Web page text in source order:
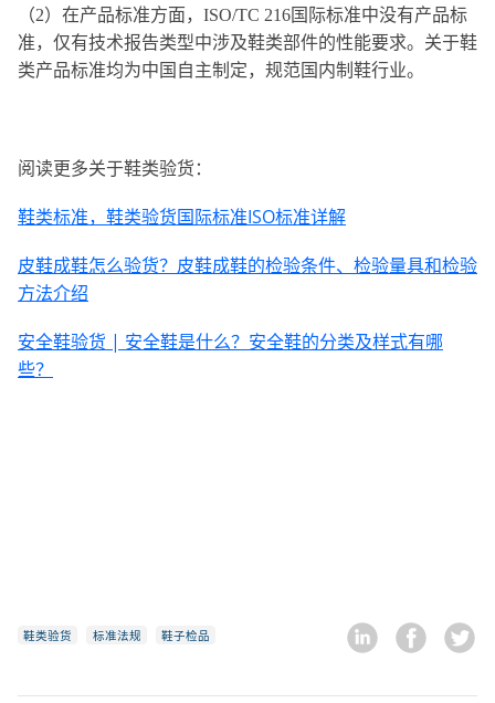
（2） 在产品标准方面， ISO/TC 216国际标准中没有产品标
准，仅有技术报告类型中涉及鞋类部件的性能要求。关于鞋
类产品标准均为中国自主制定，规范国内制鞋行业。
阅读更多关于鞋类验货：
鞋类标准，鞋类验货国际标准ISO标准详解
皮鞋成鞋怎么验货？皮鞋成鞋的检验条件、检验量具和检验
方法介绍
安全鞋验货 | 安全鞋是什么？安全鞋的分类及样式有哪
些？
鞋类验货 标准法规 鞋子检品